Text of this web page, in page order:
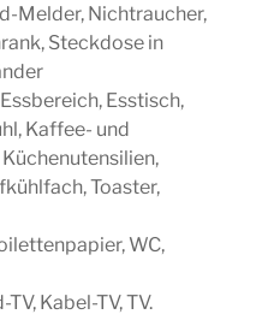
Melder, Nichtraucher,
Steckdose in
Esstisch,
Kaffee- und
Toaster,
WC,
Kabel-TV, TV.